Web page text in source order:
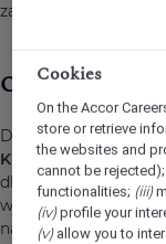
zakwestionować
Opis oferty pracy
Do naszego
Kucharza / Kucharki
dbałością o
współtworzyć
naszych Gości.
Cookies
On the Accor
store or retrieve
the websites and
cannot be rejected);
functionalities; (iii)
(iv)profile your
(v)allow you to